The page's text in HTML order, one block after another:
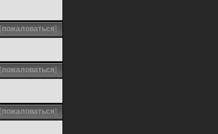
[пожаловаться]
[пожаловаться]
[пожаловаться]